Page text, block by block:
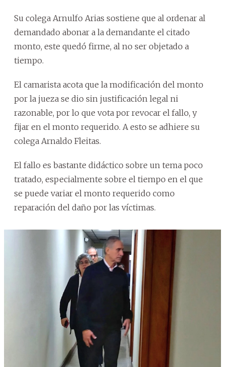
Su colega Arnulfo Arias sostiene que al ordenar al
demandado abonar a la demandante el citado
monto, este quedó firme, al no ser objetado a
tiempo.
El camarista acota que la modificación del monto
por la jueza se dio sin justificación legal ni
razonable, por lo que vota por revocar el fallo, y
fijar en el monto requerido. A esto se adhiere su
colega Arnaldo Fleitas.
El fallo es bastante didáctico sobre un tema poco
tratado, especialmente sobre el tiempo en el que
se puede variar el monto requerido como
reparación del daño por las víctimas.